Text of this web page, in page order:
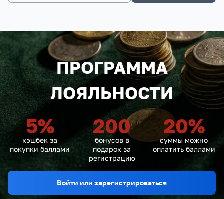
ПРОГРАММА
ЛОЯЛЬНОСТИ
5%
кэшбек за
покупки баллами
200
бонусов в
подарок за
регистрацию
20%
суммы можно
оплатить баллами
Войти или зарегистрироваться